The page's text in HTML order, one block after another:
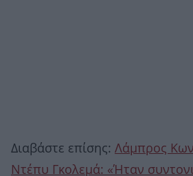
Διαβάστε επίσης: Λάμπρος
Ντέπυ Γκολεμά: «Ήταν